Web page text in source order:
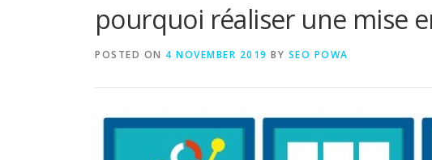
pourquoi réaliser une mise
POSTED ON 4 NOVEMBER 2019 BY SEO POWA